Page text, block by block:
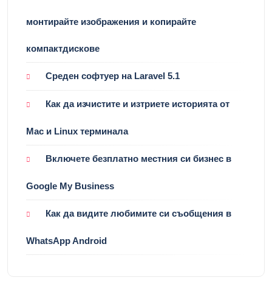
монтирайте изображения и копирайте
компактдискове
Среден софтуер на Laravel 5.1
Как да изчистите и изтриете историята от
Mac и Linux терминала
Включете безплатно местния си бизнес в
Google My Business
Как да видите любимите си съобщения в
WhatsApp Android